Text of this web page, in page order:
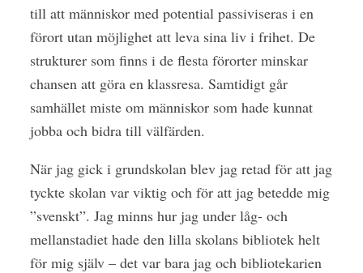
till att människor med potential passiviseras i en
förort utan möjlighet att leva sina liv i frihet. De
strukturer som finns i de flesta förorter minskar
chansen att göra en klassresa. Samtidigt går
samhället miste om människor som hade kunnat
jobba och bidra till välfärden.
När jag gick i grundskolan blev jag retad för att jag
tyckte skolan var viktig och för att jag betedde mig
”svenskt”. Jag minns hur jag under låg- och
mellanstadiet hade den lilla skolans bibliotek helt
för mig själv – det var bara jag och bibliotekarien